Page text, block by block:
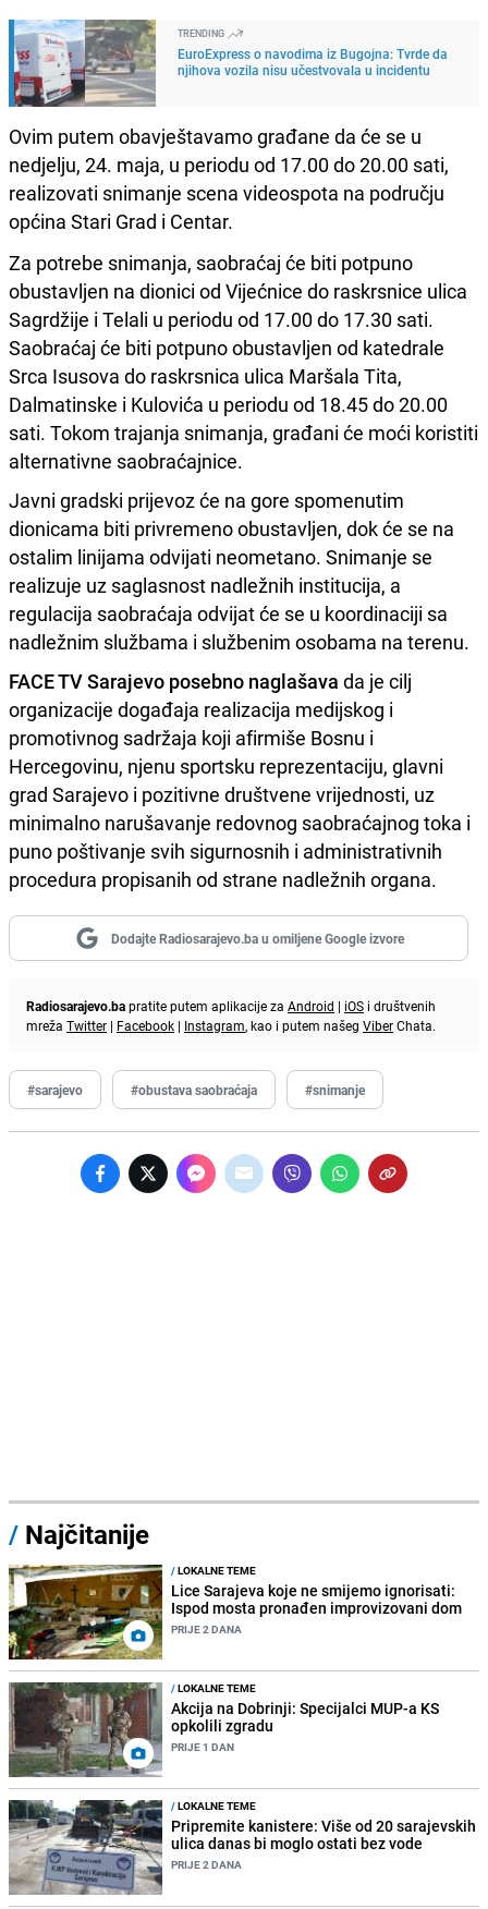
TRENDING
EuroExpress o navodima iz Bugojna: Tvrde da
njihova vozila nisu učestvovala u incidentu
Ovim putem obavještavamo građane da će se u
nedjelju, 24. maja, u periodu od 17.00 do 20.00 sati,
realizovati snimanje scena videospota na području
općina Stari Grad i Centar.
Za potrebe snimanja, saobraćaj će biti potpuno
obustavljen na dionici od Vijećnice do raskrsnice ulica
Sagrdžije i Telali u periodu od 17.00 do 17.30 sati.
Saobraćaj će biti potpuno obustavljen od katedrale
Srca Isusova do raskrsnica ulica Maršala Tita,
Dalmatinske i Kulovića u periodu od 18.45 do 20.00
sati. Tokom trajanja snimanja, građani će moći koristiti
alternativne saobraćajnice.
Javni gradski prijevoz će na gore spomenutim
dionicama biti privremeno obustavljen, dok će se na
ostalim linijama odvijati neometano. Snimanje se
realizuje uz saglasnost nadležnih institucija, a
regulacija saobraćaja odvijat će se u koordinaciji sa
nadležnim službama i službenim osobama na terenu.
FACE TV Sarajevo posebno naglašava da je cilj
organizacije događaja realizacija medijskog i
promotivnog sadržaja koji afirmiše Bosnu i
Hercegovinu, njenu sportsku reprezentaciju, glavni
grad Sarajevo i pozitivne društvene vrijednosti, uz
minimalno narušavanje redovnog saobraćajnog toka i
puno poštivanje svih sigurnosnih i administrativnih
procedura propisanih od strane nadležnih organa.
Dodajte Radiosarajevo.ba u omiljene Google izvore
Radiosarajevo.bapratite putem aplikacije za Android | iOS i društvenih
mreža Twitter | Facebook | Instagram, kao i putem našeg ViberChata.
#sarajevo #obustava saobraćaja #snimanje
/ Najčitanije
/LOKALNE TEME
Lice Sarajeva koje ne smijemo ignorisati:
Ispod mosta pronađen improvizovani dom
PRIJE 2 DANA
/LOKALNE TEME
Akcija na Dobrinji: Specijalci MUP-a KS
opkolili zgradu
PRIJE 1 DAN
/LOKALNE TEME
Pripremite kanistere: Više od 20 sarajevskih
ulica danas bi moglo ostati bez vode
PRIJE 2 DANA